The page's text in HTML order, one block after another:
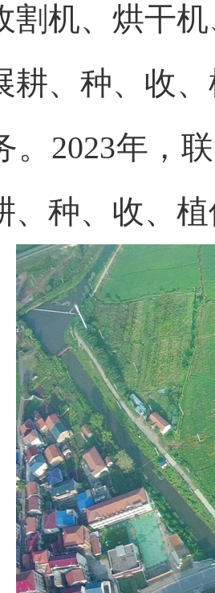
割机、烘干
耕、种、收
。2023年，
、种、收、